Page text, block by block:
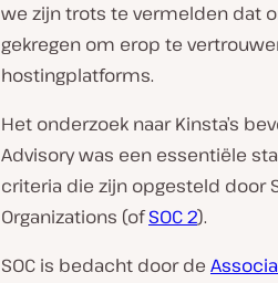
we zijn trots te vermelden dat
gekregen om erop te
hostingplatforms.
Het onderzoek naar Kinsta’s
Advisorywas een essentiële
criteria die zijn opgesteld door
Organizations (ofSOC 2).
SOC is bedacht door de